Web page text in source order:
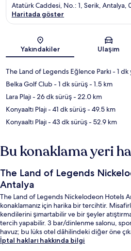
Harita
Atatürk Caddesi, No.: 1, Serik, Antalya,
Haritada göster
Yakındakiler Ulaşım
The Land of Legends Eğlence Parkı- 1 dk
Belka Golf Club- 1 dk sürüş- 1.5 km
Lara Plajı- 26 dk sürüş- 22.0 km
Konyaaltı Plajı- 41 dk sürüş- 49.5 km
Konyaaltı Plajı- 43 dk sürüş- 52.9 km
Bu konaklama yeri
The Land of Legends
Antalya
The Land of Legends Nickelodeon Hotels
konaklamanız için harika bir tercihtir.
kendilerini şımartabilir ve bir şeyler
tercih yapabilir. 3 bar/dinlenme salonu,
havuz; bu lüks otel dâhilindeki diğer öne
İptal hakları hakkında bilgi